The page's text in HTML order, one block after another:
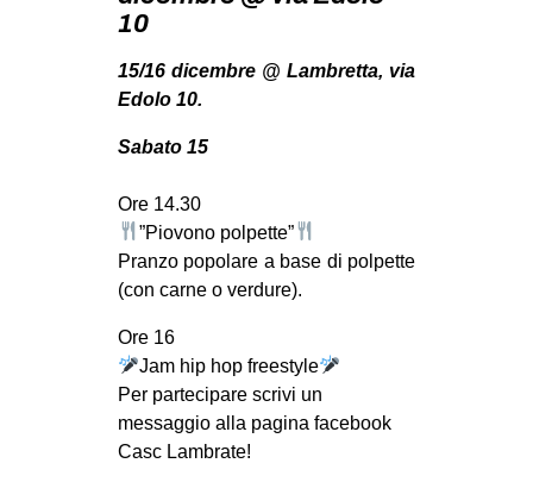
ZAM
MOVIMENTI
AMBIENTE
GENERI
MIGRAZIONI
10
15/16 dicembre @ Lambretta, via
Edolo 10.
Sabato 15
Ore 14.30
”Piovono polpette”
Pranzo popolare a base di polpette
(con carne o verdure).
Ore 16
Jam hip hop freestyle
Per partecipare scrivi un
messaggio alla pagina facebook
Casc Lambrate!